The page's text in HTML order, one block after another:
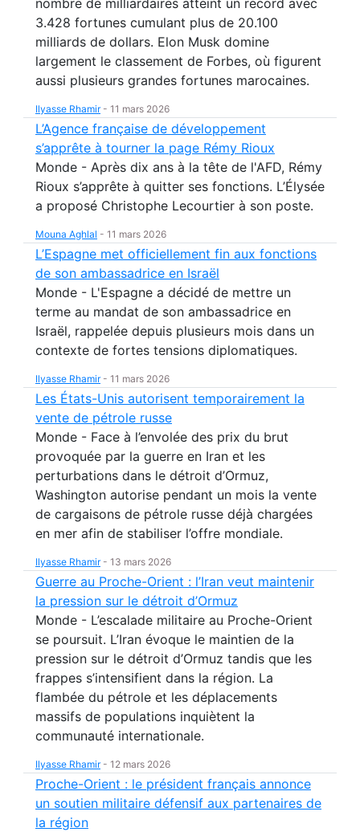
nombre de milliardaires atteint un record avec
3.428 fortunes cumulant plus de 20.100
milliards de dollars. Elon Musk domine
largement le classement de Forbes, où figurent
aussi plusieurs grandes fortunes marocaines.
Ilyasse Rhamir- 11 mars 2026
L’Agence française de développement
s’apprête à tourner la page Rémy Rioux
Monde - Après dix ans à la tête de l'AFD, Rémy
Rioux s’apprête à quitter ses fonctions. L’Élysée
a proposé Christophe Lecourtier à son poste.
Mouna Aghlal - 11 mars 2026
L’Espagne met officiellement fin aux fonctions
de son ambassadrice en Israël
Monde - L'Espagne a décidé de mettre un
terme au mandat de son ambassadrice en
Israël, rappelée depuis plusieurs mois dans un
contexte de fortes tensions diplomatiques.
Ilyasse Rhamir- 11 mars 2026
Les États-Unis autorisent temporairement la
vente de pétrole russe
Monde - Face à l’envolée des prix du brut
provoquée par la guerre en Iran et les
perturbations dans le détroit d’Ormuz,
Washington autorise pendant un mois la vente
de cargaisons de pétrole russe déjà chargées
en mer afin de stabiliser l’offre mondiale.
Ilyasse Rhamir- 13 mars 2026
Guerre au Proche-Orient : l’Iran veut maintenir
la pression sur le détroit d’Ormuz
Monde - L’escalade militaire au Proche-Orient
se poursuit. L’Iran évoque le maintien de la
pression sur le détroit d’Ormuz tandis que les
frappes s’intensifient dans la région. La
flambée du pétrole et les déplacements
massifs de populations inquiètent la
communauté internationale.
Ilyasse Rhamir- 12 mars 2026
Proche-Orient : le président français annonce
un soutien militaire défensif aux partenaires de
la région